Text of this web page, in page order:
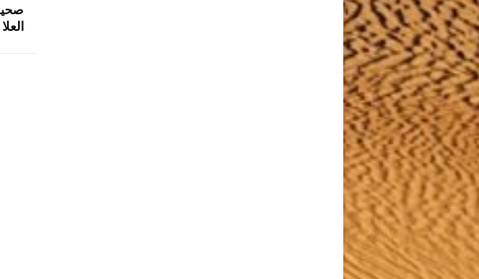
العلا